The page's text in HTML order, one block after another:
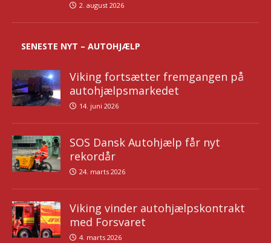
2. august 2026
SENESTE NYT – AUTOHJÆLP
Viking fortsætter fremgangen på
autohjælpsmarkedet
14. juni 2026
SOS Dansk Autohjælp får nyt
rekordår
24. marts 2026
Viking vinder autohjælpskontrakt
med Forsvaret
4. marts 2026